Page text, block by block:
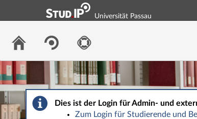
Universität Passau
Dies ist der Login für Admin- und
Zum Login für Studierende und